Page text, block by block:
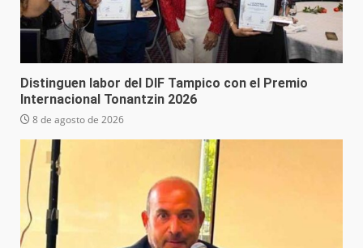
Distinguen labor del DIF Tampico con el Premio
Internacional Tonantzin 2026
8 de agosto de 2026